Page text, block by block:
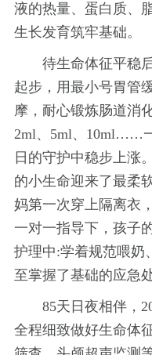
液的热量、蛋白质、
生长发育筑牢基础。
待生命体征平稳后
起步，用最小号胃管
摩，耐心锻炼肠道消
2ml、5ml、10ml……
日的守护中稳步上涨
的小生命迎来了最
妈第一次穿上隔离衣
一对一指导下，孩子
护理中:学着规范喂奶
至掌握了基础的应急
85天日夜相伴，
全程细致做好生命体